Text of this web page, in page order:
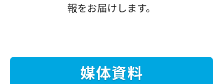
報をお届けします。
媒体資料